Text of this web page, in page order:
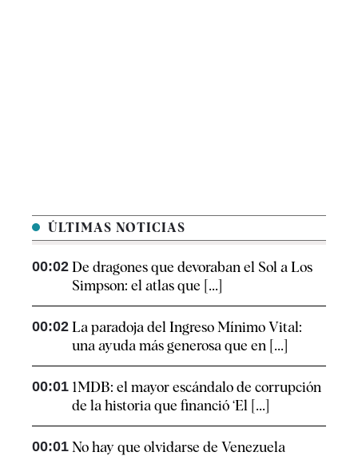
ÚLTIMAS NOTICIAS
00:02 De dragones que devoraban el Sol a Los
Simpson: el atlas que [...]
00:02 La paradoja del Ingreso Mínimo Vital:
una ayuda más generosa que en [...]
00:01 1MDB: el mayor escándalo de corrupción
de la historia que financió ‘El [...]
00:01 No hay que olvidarse de Venezuela